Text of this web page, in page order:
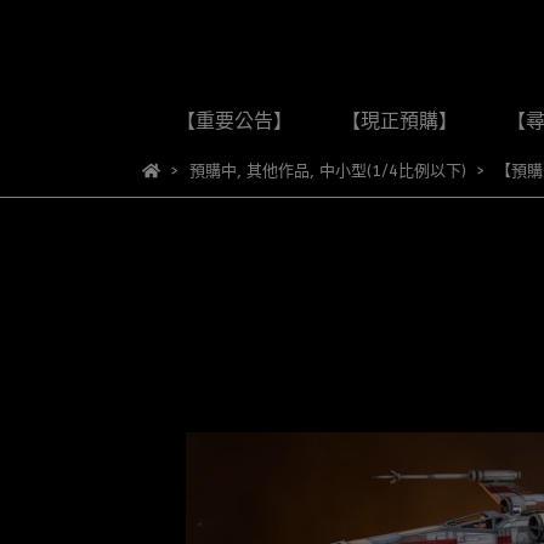
【重要公告】 【現正預購】 【
預購中, 其他作品, 中小型(1/4比例以下) 【預